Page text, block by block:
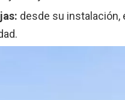
desde su instalación,